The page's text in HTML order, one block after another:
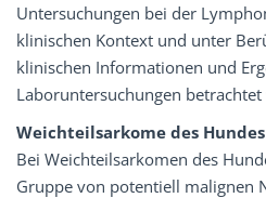
Untersuchungen bei der
klinischen Kontext und unter
klinischen Informationen und
Laboruntersuchungen betrachtet
Weichteilsarkome des Hundes
Bei Weichteilsarkomen des
Gruppe von potentiell malignen